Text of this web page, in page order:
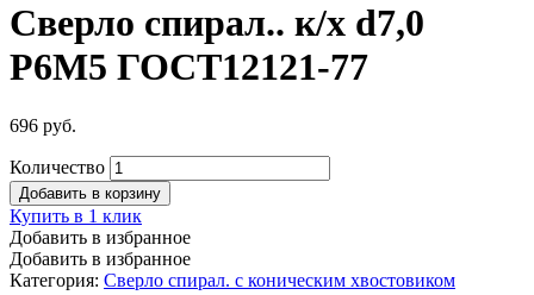
Сверло спирал.. к/х d7,0
Р6М5 ГОСТ12121-77
696 руб.
Количество
Добавить в корзину
Купить в 1 клик
Добавить в избранное
Добавить в избранное
Категория: Сверло спирал. с коническим хвостовиком